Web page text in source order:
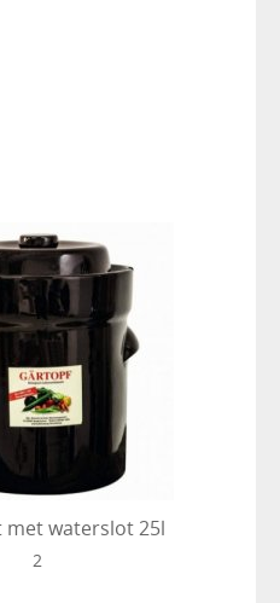
met waterslot 25l
2